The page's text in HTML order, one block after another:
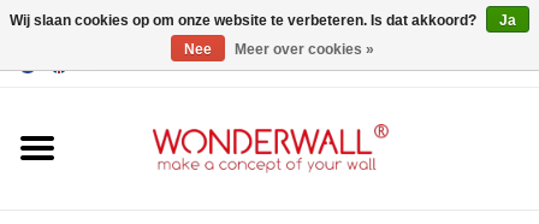
GBP/USD
Wij slaan cookies op om onze website te verbeteren. Is dat akkoord?
Ja
Nee
Meer over cookies »